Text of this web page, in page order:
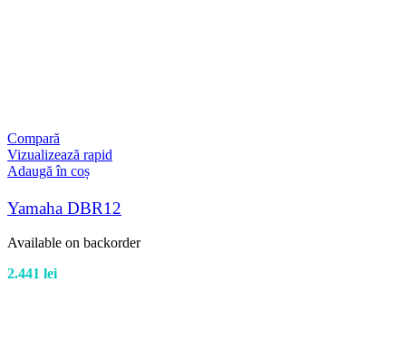
Compară
Vizualizează rapid
Adaugă în coș
Yamaha DBR12
Available on backorder
2.441 lei